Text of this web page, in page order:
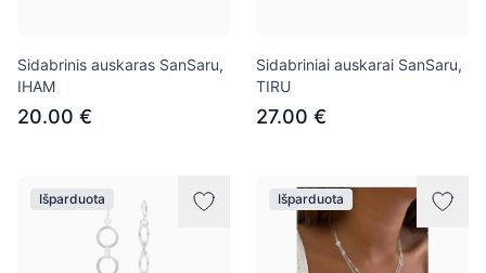
Sidabrinis auskaras SanSaru,
IHAM
20.00 €
Sidabriniai auskarai SanSaru,
TIRU
27.00 €
Išparduota Išparduota